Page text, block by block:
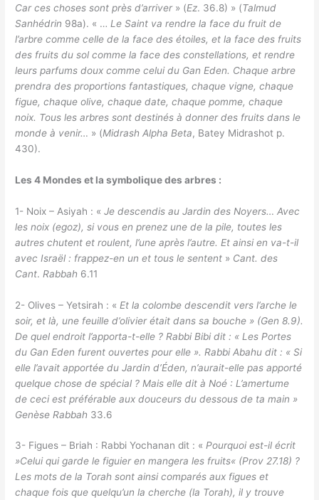
Car ces choses sont près d’arriver» (Ez. 36.8) » (Talmud
Sanhédrin 98a). « … Le Saint va rendre la face du fruit de
l’arbre comme celle de la face des étoiles, et la face des fruits
des fruits du sol comme la face des constellations, et rendre
leurs parfums doux comme celui du Gan Eden. Chaque arbre
prendra des proportions fantastiques, chaque vigne, chaque
figue, chaque olive, chaque date, chaque pomme, chaque
noix. Tous les arbres sont destinés à donner des fruits dans le
monde à venir… » (Midrash Alpha Beta, Batey Midrashot p.
430).
Les 4 Mondes et la symbolique des arbres :
1- Noix – Asiyah : «Je descendis au Jardin des Noyers… Avec
les noix (egoz), si vous en prenez une de la pile, toutes les
autres chutent et roulent, l’une après l’autre. Et ainsi en va-t-il
avec Israël : frappez-en un et tous le sentent » Cant. des
Cant. Rabbah 6.11
2- Olives – Yetsirah : « Et la colombe descendit vers l’arche le
soir, et là, une feuille d’olivier était dans sa bouche » (Gen 8.9).
De quel endroit l’apporta-t-elle ? Rabbi Bibi dit : « Les Portes
du Gan Eden furent ouvertes pour elle ». Rabbi Abahu dit : « Si
elle l’avait apportée du Jardin d’Éden, n’aurait-elle pas apporté
quelque chose de spécial ? Mais elle dit à Noé : L’amertume
de ceci est préférable aux douceurs du dessous de ta main »
Genèse Rabbah 33.6
3- Figues – Briah : Rabbi Yochanan dit : «Pourquoi est-il écrit
»Celui qui garde le figuier en mangera les fruits« (Prov 27.18) ?
Les mots de la Torah sont ainsi comparés aux figues et
chaque fois que quelqu’un la cherche (la Torah), il y trouve